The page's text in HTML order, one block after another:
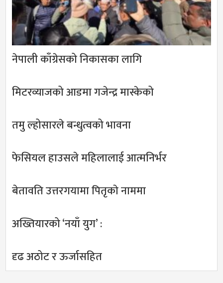
नेपाली काँग्रेसको निकासका लागि
मिटरव्याजको आडमा गजेन्द्र मास्केको
तमु ल्होसारले बन्धुत्वको भावना
फेसियल हाउसले महिलालाई आत्मनिर्भर
बेतावति उत्तरगयामा पितृकाे नाममा
अख्तियारको ‘नयाँ युग’ :
दृढ अठोट र ऊर्जासहित